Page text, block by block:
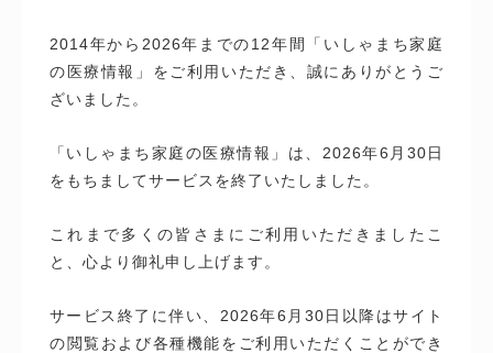
2014年から2026年までの12年間「いしゃまち家庭
の医療情報」をご利用いただき、誠にありがとうご
ざいました。
「いしゃまち家庭の医療情報」は、2026年6月30日
をもちましてサービスを終了いたしました。
これまで多くの皆さまにご利用いただきましたこ
と、心より御礼申し上げます。
サービス終了に伴い、2026年6月30日以降はサイト
の閲覧および各種機能をご利用いただくことができ